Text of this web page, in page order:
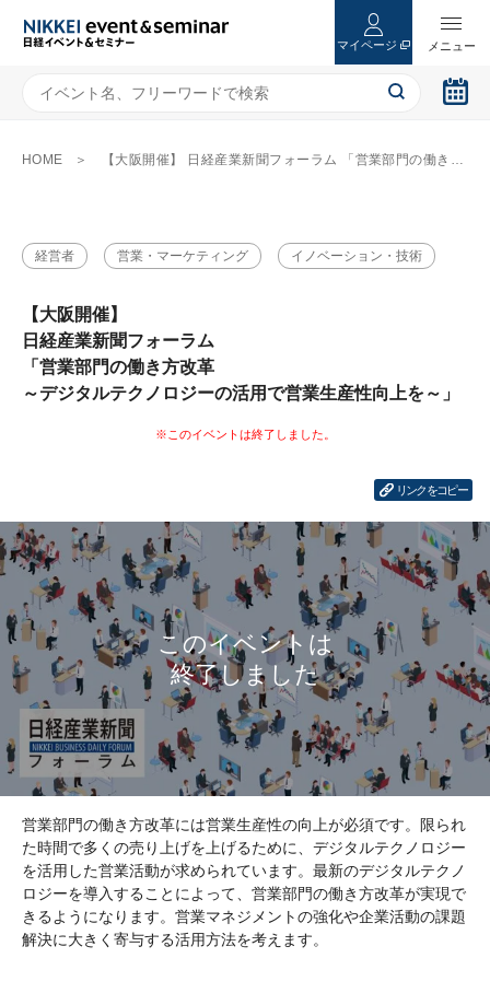
マイページ
HOME 【大阪開催】 日経産業新聞フォーラム 「営業部門の働き方改革 ～デジタルテクノロジーの活用で営業生産性向上を～」
経営者 営業・マーケティング イノベーション・技術
【大阪開催】
日経産業新聞フォーラム
「営業部門の働き方改革
～デジタルテクノロジーの活用で営業生産性向上を～」
リンクをコピー
営業部門の働き方改革には営業生産性の向上が必須です。限られ
た時間で多くの売り上げを上げるために、デジタルテクノロジー
を活用した営業活動が求められています。最新のデジタルテクノ
ロジーを導入することによって、営業部門の働き方改革が実現で
きるようになります。営業マネジメントの強化や企業活動の課題
解決に大きく寄与する活用方法を考えます。